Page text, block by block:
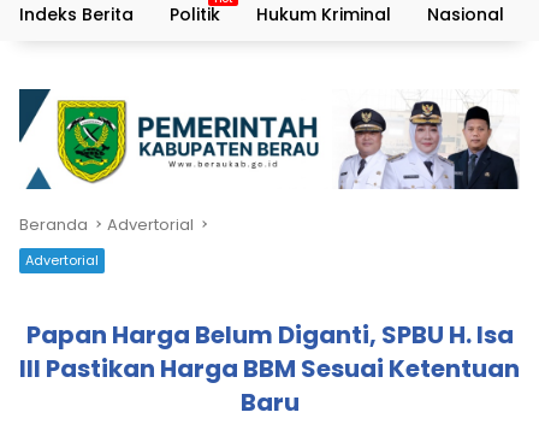
Indeks Berita Politik Hukum Kriminal Nasional
Beranda Advertorial
Advertorial
Papan Harga Belum Diganti, SPBU H. Isa
III Pastikan Harga BBM Sesuai Ketentuan
Baru